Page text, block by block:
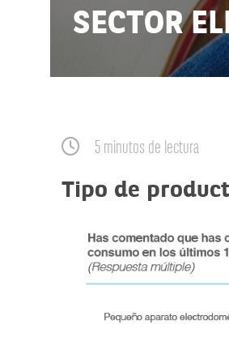
SECTOR
5 minutos de lectura
Tipo de